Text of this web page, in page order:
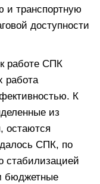
и транспортную
доступности
работе СПК
работа
К
из
остаются
СПК, по
стабилизацией
бюджетные